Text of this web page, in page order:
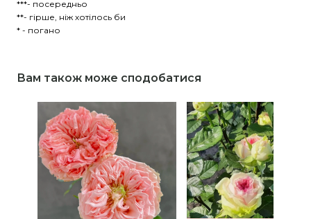
***- посередньо
**- гірше, ніж хотілось би
* - погано
Вам також може сподобатися